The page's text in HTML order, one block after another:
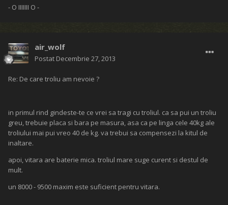
- O IIIIIII O -
air_wolf
Postat Decembrie 27, 2013
Re: De care troliu am nevoie ?
in primul rind gindeste-te ce vrei sa tragi cu troliul. ca sa pui un troliu
greu, trebuie placa si bara pe masura, asa ca pe linga cele 40kg ale
troliului mai pui vreo 40 de kg. va trebui sa compensezi la kitul de
inaltare.
apoi, vitara are baterie mica. troliul mare suge curent si destul de
mult.
un 8000 - 9500 maxim este suficient pentru vitara.